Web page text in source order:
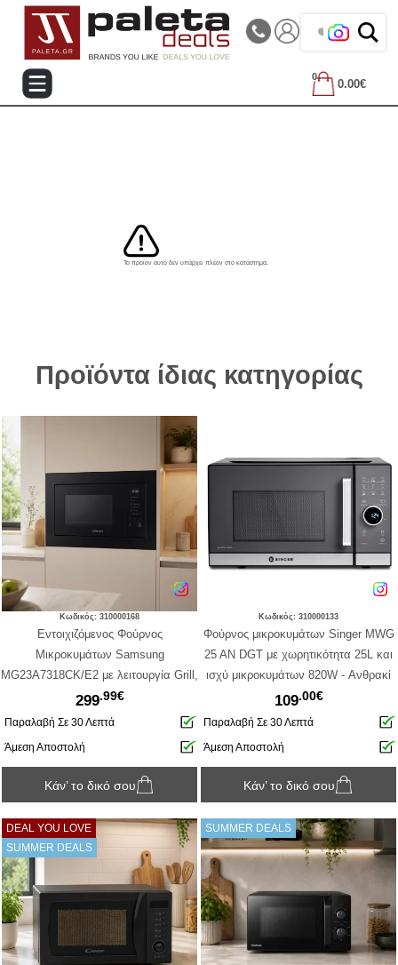
Τηλεφωνικές Παραγγελίες: 2105714144 |||
❤️ Βρε
0
0.00€
Το προϊόν αυτό δεν υπάρχει πλέον στο κατάστημα.
Προϊόντα ίδιας κατηγορίας
Κωδικός: 310000168
Εντοιχιζόμενος Φούρνος
Μικροκυμάτων Samsung
MG23A7318CK/E2 με λειτουργία Grill,
χωρητικότητα 23L και ισχύ 800W -
Black
299.99€
Παραλαβή Σε 30 Λεπτά
Άμεση Αποστολή
Κάν’ το δικό σου
Κωδικός: 310000133
Φούρνος μικροκυμάτων Singer MWG
25 AN DGT με χωρητικότητα 25L και
ισχύ μικροκυμάτων 820W - Ανθρακί
109.00€
Παραλαβή Σε 30 Λεπτά
Άμεση Αποστολή
Κάν’ το δικό σου
DEAL YOU LOVE
SUMMER DEALS
SUMMER DEALS